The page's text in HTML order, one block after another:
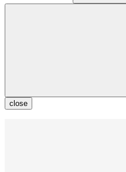
close